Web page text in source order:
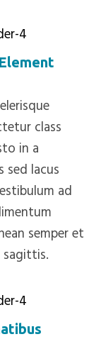
class
in a
sed lacus
ad
semper et
sagittis.